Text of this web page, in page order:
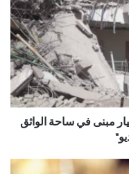
بعد انهيار مبنى في ساحة الواثق